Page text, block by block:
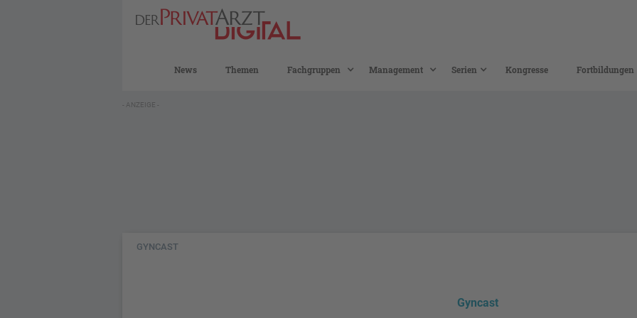
News Themen Fachgruppen Management Serien Kongresse Fortbildungen
- ANZEIGE -
GYNCAST
Gyncast